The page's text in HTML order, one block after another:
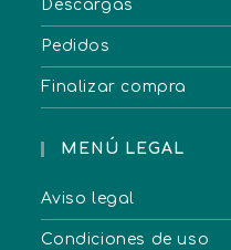
Descargas
Pedidos
Finalizar compra
MENÚ LEGAL
Aviso legal
Condiciones de uso